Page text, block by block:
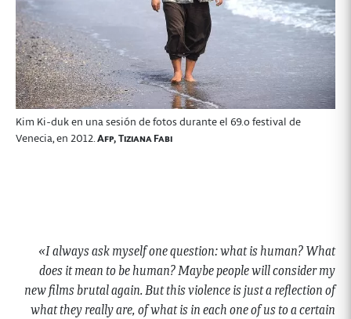
Kim Ki-duk en una sesión de fotos durante el 69.o festival de
Venecia, en 2012.Afp, Tiziana Fabi
«I always ask myself one question: what is human? What
does it mean to be human? Maybe people will consider my
new films brutal again. But this violence is just a reflection of
what they really are, of what is in each one of us to a certain